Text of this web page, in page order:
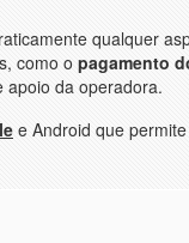
qualquer
como o pagamento
apoio da operadora.
e Android que